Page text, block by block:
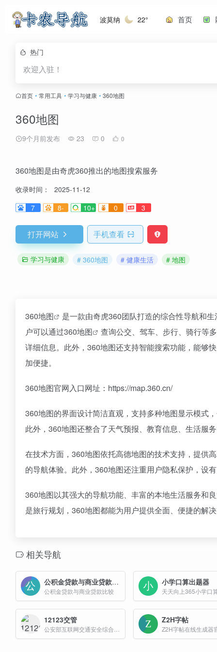
波莫纳 22° 首页
热门
欢迎入驻！
首页 • 常用工具 • 学习与健康 • 360地图
360地图
9个月前发布 23 0 0
360地图是由奇虎360推出的地图搜索服务
收录时间：
2025-11-12
7
8- 10+ 0 3
打开网站 手机查看
学习与健康 # 360地图 # 健康生活 # 地图
360地图
是一款由奇虎360团队打造的综合性导航和
户可以通过360地图
查询公交、驾车、步行、骑行等
详细信息。此外，360地图还支持智能搜索功能，能够
加便捷。
360地图官网入口网址：https://map.360.cn/
360地图的界面设计简洁直观，支持多种地图显示模式
此外，360地图还整合了天气预报、教育信息、生活服
在技术方面，360地图依托高德地图的技术支持，提供
的导航体验。此外，360地图还注重用户隐私保护，设
360地图以其强大的导航功能、丰富的本地生活服务和
是旅行规划，360地图都能为用户提供全面、便捷的解
相关导航
公积金贷款与商业贷款比较
公积金贷款与商业贷款比较
小学口算出题器
12123交管 Z2H字帖